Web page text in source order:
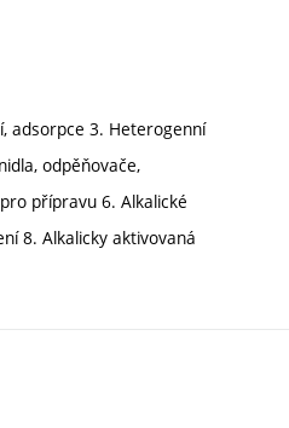
adsorpce 3. Heterogenní
odpěňovače,
přípravu 6. Alkalické
8. Alkalicky aktivovaná